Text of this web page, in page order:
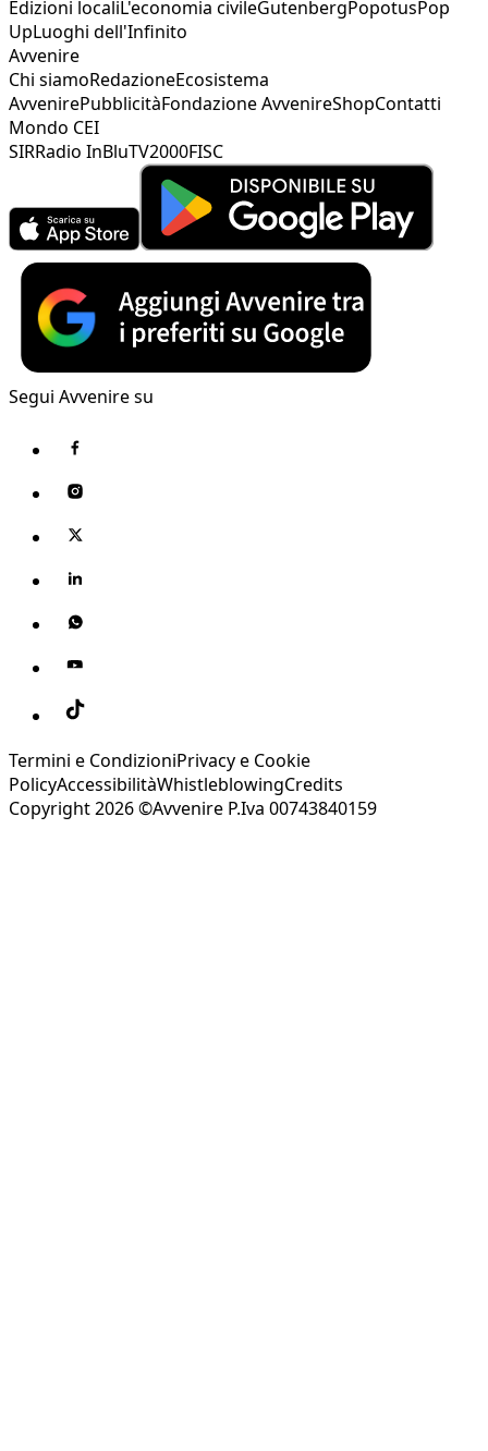
Edizioni localiL'economia civileGutenbergPopotusPop
UpLuoghi dell'Infinito
Avvenire
Chi siamoRedazioneEcosistema
AvvenirePubblicitàFondazione AvvenireShopContatti
Mondo CEI
SIRRadio InBluTV2000FISC
Segui Avvenire su
Termini e CondizioniPrivacy e Cookie
PolicyAccessibilitàWhistleblowingCredits
Copyright 2026 ©Avvenire P.Iva 00743840159